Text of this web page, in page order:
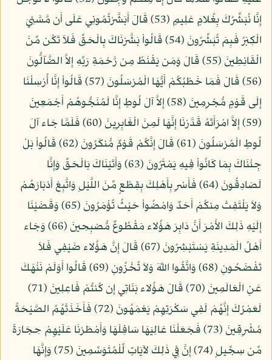
إِنَّا نُبَشِّرُكَ بِغُلامٍ عَلِيمٍ (53) قَالَ أَبَشَّرْتُمُونِي عَلَى أَن مَّسَّنِيَ
الْكِبَرُ فَبِمَ تُبَشِّرُونَ (54) قَالُواْ بَشَّرْنَاكَ بِالْحَقِّ فَلاَ تَكُن مِّنَ
الْقَانِطِينَ (55) قَالَ وَمَن يَقْنَطُ مِن رَّحْمَةِ رَبِّهِ إِلاَّ الضَّآلُّونَ
(56) قَالَ فَمَا خَطْبُكُمْ أَيُّهَا الْمُرْسَلُونَ (57) قَالُواْ إِنَّا أُرْسِلْنَا
إِلَى قَوْمٍ مُّجْرِمِينَ (58) إِلاَّ آلَ لُوطٍ إِنَّا لَمُنَجُّوهُمْ أَجْمَعِينَ
(59) إِلاَّ امْرَأَتَهُ قَدَّرْنَا إِنَّهَا لَمِنَ الْغَابِرِينَ (60) فَلَمَّا جَاء آلَ
لُوطٍ الْمُرْسَلُونَ (61) قَالَ إِنَّكُمْ قَوْمٌ مُّنكَرُونَ (62) قَالُواْ بَلْ
جِئْنَاكَ بِمَا كَانُواْ فِيهِ يَمْتَرُونَ (63) وَأَتَيْنَاكَ بَالْحَقِّ وَإِنَّا
لَصَادِقُونَ (64) فَأَسْرِ بِأَهْلِكَ بِقِطْعٍ مِّنَ اللَّيْلِ وَاتَّبِعْ أَدْبَارَهُمْ
وَلاَ يَلْتَفِتْ مِنكُمْ أَحَدٌ وَامْضُواْ حَيْثُ تُؤْمَرُونَ (65) وَقَضَيْنَا
إِلَيْهِ ذَلِكَ الأَمْرَ أَنَّ دَابِرَ هَؤُلاء مَقْطُوعٌ مُّصْبِحِينَ (66) وَجَاء
أَهْلُ الْمَدِينَةِ يَسْتَبْشِرُونَ (67) قَالَ إِنَّ هَؤُلاء ضَيْفِي فَلاَ
تَفْضَحُونِ (68) وَاتَّقُوا اللّهَ وَلاَ تُخْزُونِ (69) قَالُوا أَوَلَمْ نَنْهَكَ
عَنِ الْعَالَمِينَ (70) قَالَ هَؤُلاء بَنَاتِي إِن كُنتُمْ فَاعِلِينَ (71)
لَعَمْرُكَ إِنَّهُمْ لَفِي سَكْرَتِهِمْ يَعْمَهُونَ (72) فَأَخَذَتْهُمُ الصَّيْحَةُ
مُشْرِقِينَ (73) فَجَعَلْنَا عَالِيَهَا سَافِلَهَا وَأَمْطَرْنَا عَلَيْهِمْ حِجَارَةً
مِّن سِجِّيلٍ (74) إِنَّ فِي ذَلِكَ لآيَاتٍ لِّلْمُتَوَسِّمِينَ (75) وَإِنَّهَا